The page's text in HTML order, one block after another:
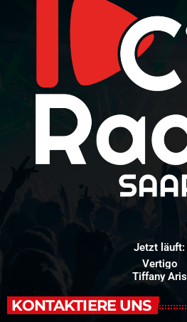
Jetzt läuft:
Vertigo
Tiffany Aris
KONTAKTIERE UNS